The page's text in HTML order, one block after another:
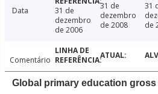
Data
31 de
dezembro
de 2006
31 de
dezembro
de 2008
31
de
Comentário
Global primary education